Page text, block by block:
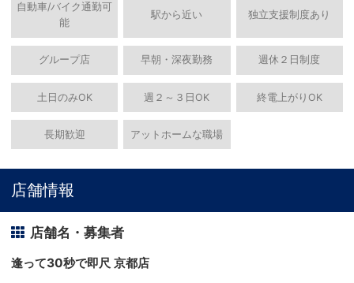
自動車/バイク通勤可
能
駅から近い 独立支援制度あり
グループ店 早朝・深夜勤務 週休２日制度
土日のみOK 週２～３日OK 終電上がりOK
長期歓迎 アットホームな職場
店舗情報
店舗名・募集者
逢って30秒で即尺 京都店